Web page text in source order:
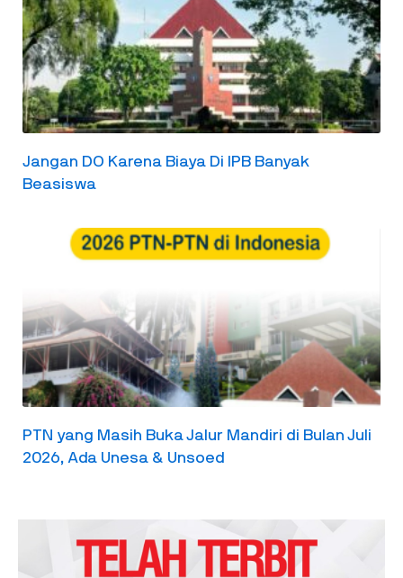
Jangan DO Karena Biaya Di IPB Banyak
Beasiswa
PTN yang Masih Buka Jalur Mandiri di Bulan Juli
2026, Ada Unesa & Unsoed